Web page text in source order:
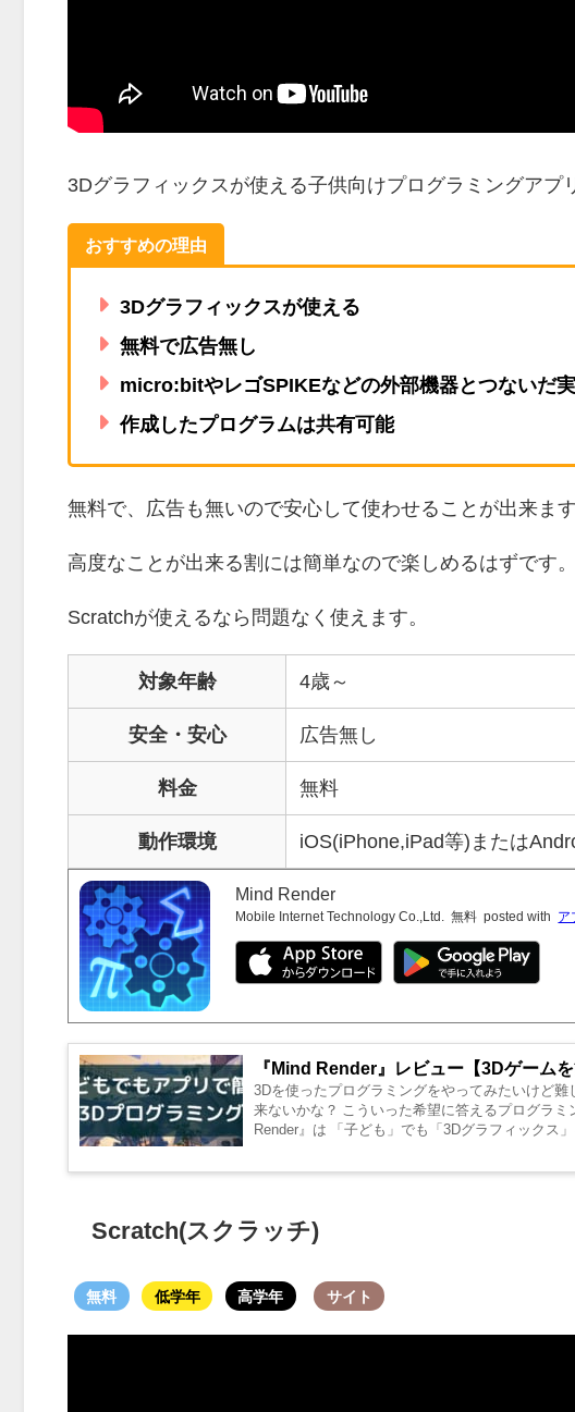
3Dグラフィックスが使える子供向けプログラミングアプ
おすすめの理由
3Dグラフィックスが使える
無料で広告無し
micro:bitやレゴSPIKEなどの外部機器とつないだ
作成したプログラムは共有可能
無料で、広告も無いので安心して使わせることが出来ます
高度なことが出来る割には簡単なので楽しめるはずです。
Scratchが使えるなら問題なく使えます。
対象年齢 4歳～
安全・安心 広告無し
料金 無料
動作環境 iOS(iPhone,iPad等)または
Mind Render
Mobile Internet Technology Co.,Ltd. 無料 posted with ア
『Mind Render』レビュー【3Dゲーム
3Dを使ったプログラミングをやってみたいけど
来ないかな？ こういった希望に答えるプログラ
Render』は 「子ども」でも「3Dグラフィックス
Scratch(スクラッチ)
無料 低学年 高学年 サイト